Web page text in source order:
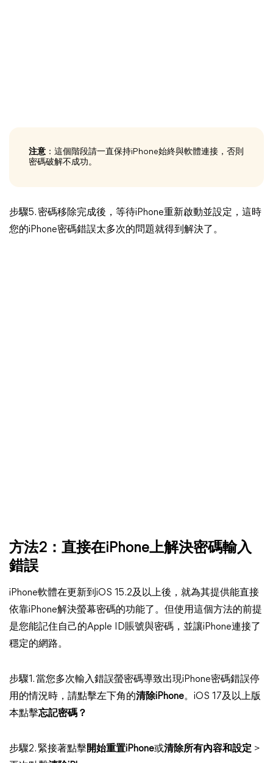
注意 ：這個階段請一直保持iPhone始終與軟體連接，否則
密碼破解不成功。
步驟5. 密碼移除完成後，等待iPhone重新啟動並設定，這時
您的iPhone密碼錯誤太多次的問題就得到解決了。
方法2：直接在iPhone上解決密碼輸入
錯誤
iPhone軟體在更新到iOS 15.2及以上後，就為其提供能直接
依靠iPhone解決螢幕密碼的功能了。但使用這個方法的前提
是您能記住自己的Apple ID賬號與密碼，並讓iPhone連接了
穩定的網路。
步驟1. 當您多次輸入錯誤螢密碼導致出現iPhone密碼錯誤停
用的情況時，請點擊左下角的清除iPhone。iOS 17及以上版
本點擊忘記密碼？
步驟2. 緊接著點擊開始重置iPhone或清除所有內容和設定 >